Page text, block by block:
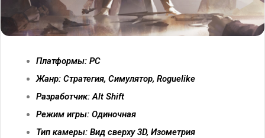
Платформы: PC
Жанр: Стратегия, Симулятор, Roguelike
Разработчик: Alt Shift
Режим игры: Одиночная
Тип камеры: Вид сверху 3D, Изометрия